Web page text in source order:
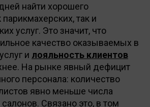
найти хорошего
парикмахерских, так и
услуг. Это значит, что
качество оказываемых в
и лояльность клиентов
На рынке явный дефицит
персонала: количество
явно меньше числа
Связано это, в том